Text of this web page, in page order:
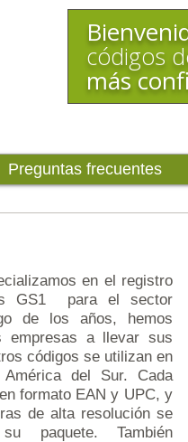
códigos
más
Preguntas frecuentes
en el registro
GS1 para el sector
de los años, hemos
empresas a llevar sus
códigos se utilizan en
del Sur. Cada
formato EAN y UPC, y
de alta resolución se
paquete. También